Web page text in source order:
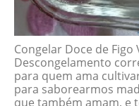
Congelar Doce de Figo
Descongelamento
para quem ama
para saborearmos
que também amam, e